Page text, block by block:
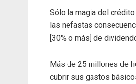
Sólo la magia del crédito
las nefastas
[30% o más] de
Más de 25 millones de
cubrir sus gastos